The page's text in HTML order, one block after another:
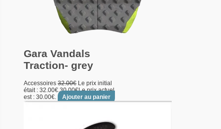
Gara Vandals
Traction- grey
Accessoires 32.00€ Le prix initial
était : 32.00€.30.00€Le prix actuel
est : 30.00€.
Ajouter au panier